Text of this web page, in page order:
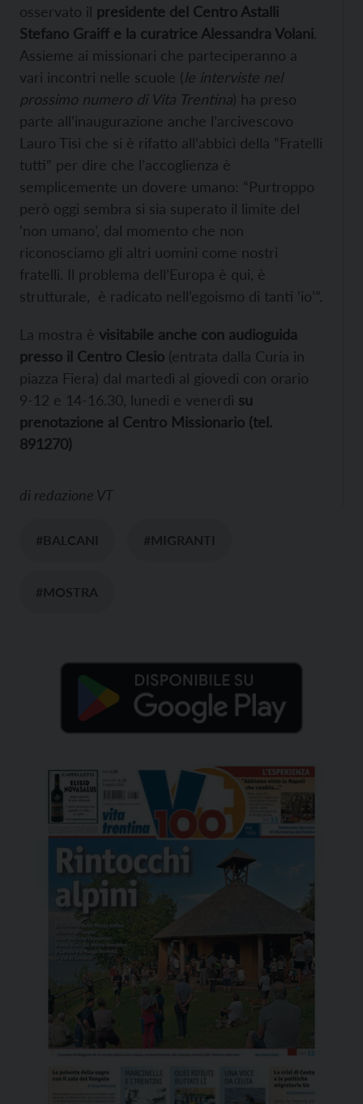
osservato il presidente del Centro Astalli
Stefano Graiff e la curatrice Alessandra Volani.
Assieme ai missionari che parteciperanno a
vari incontri nelle scuole (le interviste nel
prossimo numero di Vita Trentina) ha preso
parte all’inaugurazione anche l’arcivescovo
Lauro Tisi che si è rifatto all’abbicì della “Fratelli
tutti” per dire che l’accoglienza è
semplicemente un dovere umano: “Purtroppo
però oggi sembra si sia superato il limite del
‘non umano’, dal momento che non
riconosciamo gli altri uomini come nostri
fratelli. Il problema dell’Europa è qui, è
strutturale, è radicato nell’egoismo di tanti ‘io’”.
La mostra è visitabile anche con audioguida
presso il Centro Clesio (entrata dalla Curia in
piazza Fiera) dal martedì al giovedi con orario
9-12 e 14-16.30, lunedi e venerdì su
prenotazione al Centro Missionario (tel.
891270)
di redazione VT
#BALCANI #MIGRANTI
#MOSTRA